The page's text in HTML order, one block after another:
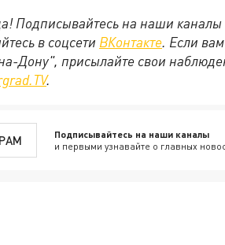
Подписывайтесь на наши каналы
в соцсети ВКонтакте. Если
Дону", присылайте свои
.
Подписывайтесь на наши каналы
и первыми узнавайте о главных